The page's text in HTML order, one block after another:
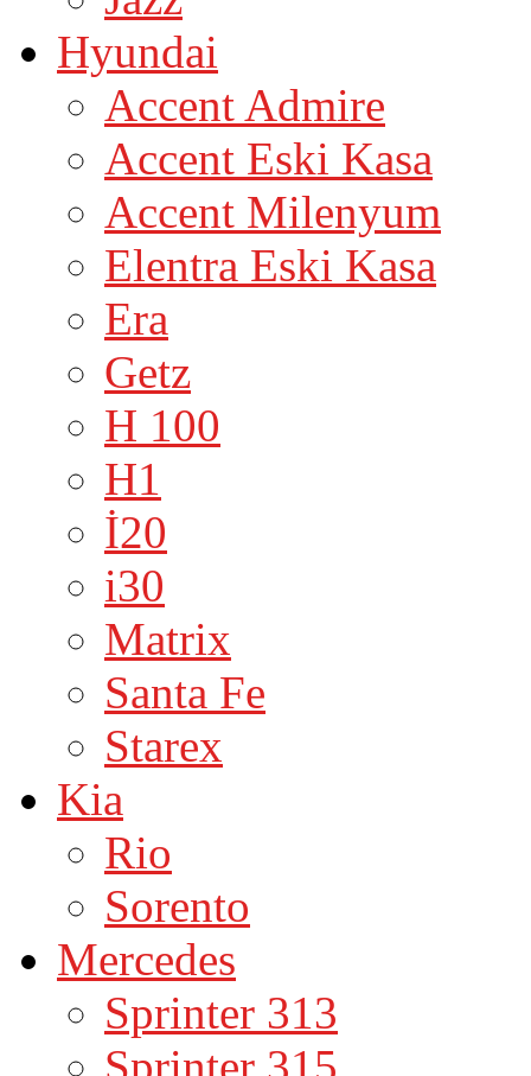
Hyundai
Accent Admire
Accent Eski Kasa
Accent Milenyum
Elentra Eski Kasa
Era
Getz
H 100
H1
İ20
i30
Matrix
Santa Fe
Starex
Kia
Rio
Sorento
Mercedes
Sprinter 313
Sprinter 315